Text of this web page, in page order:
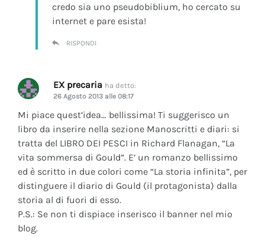
credo sia uno pseudobiblium, ho cercato su
internet e pare esista!
RISPONDI
EX precaria ha detto:
26 Agosto 2013 alle 08:17
Mi piace quest’idea… bellissima! Ti suggerisco un
libro da inserire nella sezione Manoscritti e diari: si
tratta del LIBRO DEI PESCI in Richard Flanagan, “La
vita sommersa di Gould”. E’ un romanzo bellissimo
ed è scritto in due colori come “La storia infinita”, per
distinguere il diario di Gould (il protagonista) dalla
storia al di fuori di esso.
P.S.: Se non ti dispiace inserisco il banner nel mio
blog.